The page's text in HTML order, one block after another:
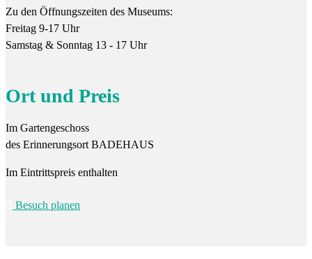
Zu den Öffnungszeiten des Museums:
Freitag 9-17 Uhr
Samstag & Sonntag 13 - 17 Uhr
Ort und Preis
Im Gartengeschoss
des Erinnerungsort BADEHAUS
Im Eintrittspreis enthalten
Besuch planen